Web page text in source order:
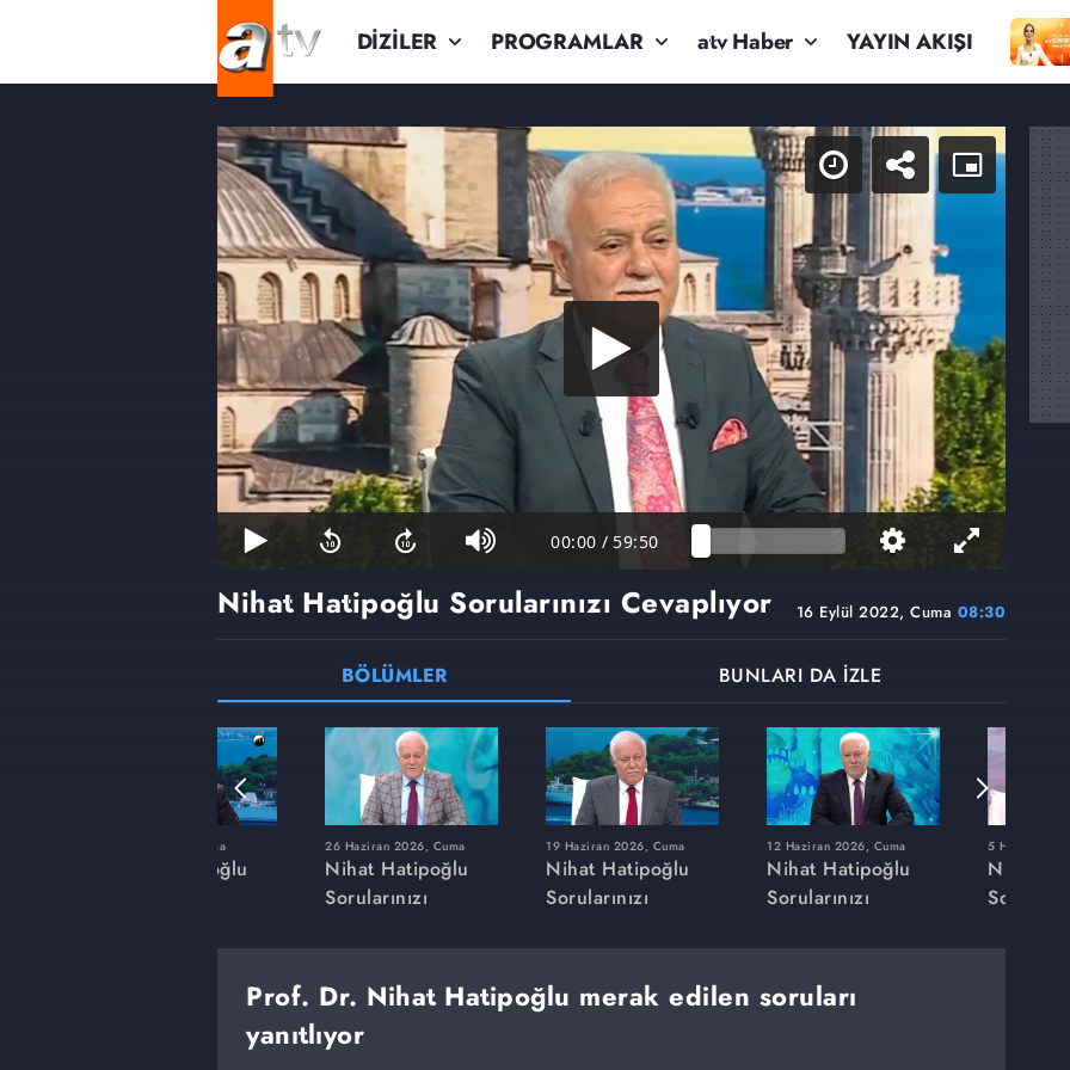
DİZİLER PROGRAMLAR atv Haber YAYIN AKIŞI
00:00 / 59:50
16 Eylül 2022, Cuma 08:30
Nihat Hatipoğlu Sorularınızı Cevaplıyor
BÖLÜMLER BUNLARI DA İZLE
20 Mart 2026, Cuma
Nihat Hatipoğlu
26 Haziran 2026, Cuma
Nihat Hatipoğlu
Sorularınızı
19 Haziran 2026, Cuma
Nihat Hatipoğlu
Sorularınızı
12 Haziran 2026, Cuma
Nihat Hatipoğlu
Sorularınızı
5 Haziran
Nihat
Prof. Dr. Nihat Hatipoğlu merak edilen soruları
yanıtlıyor